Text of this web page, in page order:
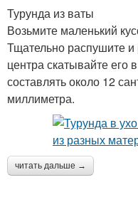
Турунда из ваты
Возьмите маленький
Тщательно распушите и
центра скатывайте его
составлять около 12
миллиметра.
читать дальше →